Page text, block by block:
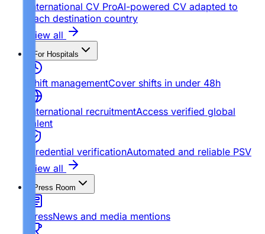
International CV ProAI-powered CV adapted to
each destination country
View all
For Hospitals
Shift managementCover shifts in under 48h
International recruitmentAccess verified global
talent
Credential verificationAutomated and reliable PSV
View all
Press Room
PressNews and media mentions